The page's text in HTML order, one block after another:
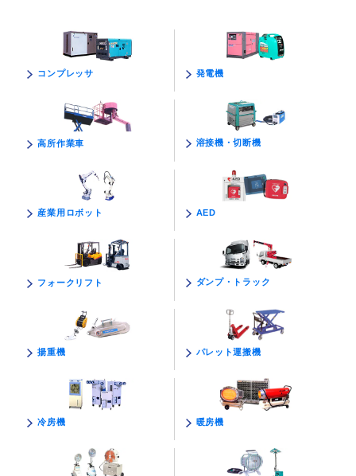
コンプレッサ 発電機
高所作業車 溶接機・切断機
産業用ロボット AED
フォークリフト ダンプ・トラック
揚重機 パレット運搬機
冷房機 暖房機